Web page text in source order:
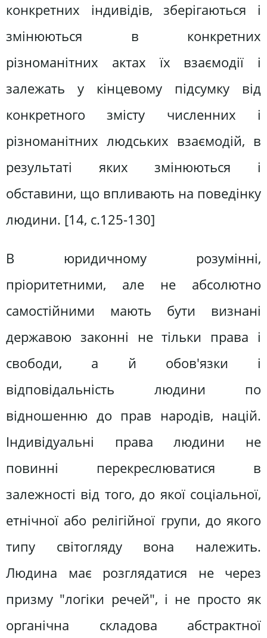
конкретних індивідів, зберігаються і
змінюються в конкретних
різноманітних актах їх взаємодії і
залежать у кінцевому підсумку від
конкретного змісту численних і
різноманітних людських взаємодій, в
результаті яких змінюються і
обставини, що впливають на поведінку
людини. [14, c.125-130]
В юридичному розумінні,
пріоритетними, але не абсолютно
самостійними мають бути визнані
державою законні не тільки права і
свободи, а й обов'язки і
відповідальність людини по
відношенню до прав народів, націй.
Індивідуальні права людини не
повинні перекреслюватися в
залежності від того, до якої соціальної,
етнічної або релігійної групи, до якого
типу світогляду вона належить.
Людина має розглядатися не через
призму "логіки речей", і не просто як
органічна складова абстрактної